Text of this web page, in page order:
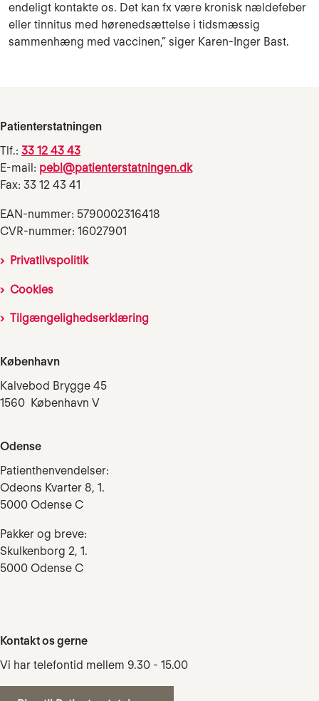
endeligt kontakte os. Det kan fx være kronisk nældefeber
eller tinnitus med hørenedsættelse i tidsmæssig
sammenhæng med vaccinen,” siger Karen-Inger Bast.
Patienterstatningen
Tlf.: 33 12 43 43
E-mail: pebl@patienterstatningen.dk
Fax: 33 12 43 41
EAN-nummer: 5790002316418
CVR-nummer: 16027901
Privatlivspolitik
Cookies
Tilgængelighedserklæring
København
Kalvebod Brygge 45
1560 København V
Odense
Patienthenvendelser:
Odeons Kvarter 8, 1.
5000 Odense C
Pakker og breve:
Skulkenborg 2, 1.
5000 Odense C
Kontakt os gerne
Vi har telefontid mellem 9.30 - 15.00